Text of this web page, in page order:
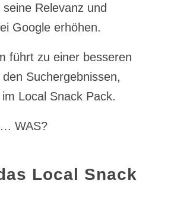
Relevanz und
Google erhöhen.
führt zu einer besseren
Suchergebnissen,
Local Snack Pack.
WAS?
Local Snack